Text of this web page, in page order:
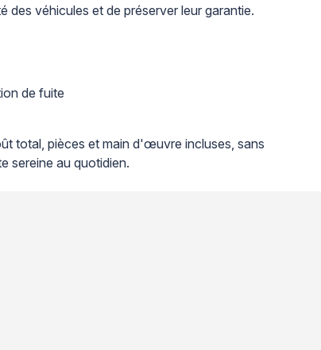
des véhicules et de préserver leur garantie.
de fuite
total, pièces et main d'œuvre incluses, sans
sereine au quotidien.